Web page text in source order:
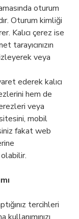
oturum
Oturum kimliği
Kalıcı çerez ise
tarayıcınızın
veya
ederek kalıcı
hem de
veya
mobil
fakat web
tercihleri